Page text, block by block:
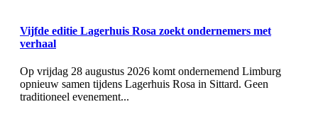
Vijfde editie Lagerhuis Rosa zoekt ondernemers met
verhaal
Op vrijdag 28 augustus 2026 komt ondernemend Limburg
opnieuw samen tijdens Lagerhuis Rosa in Sittard. Geen
traditioneel evenement...